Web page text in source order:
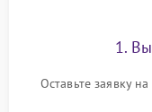
1.
Оставьте заявку